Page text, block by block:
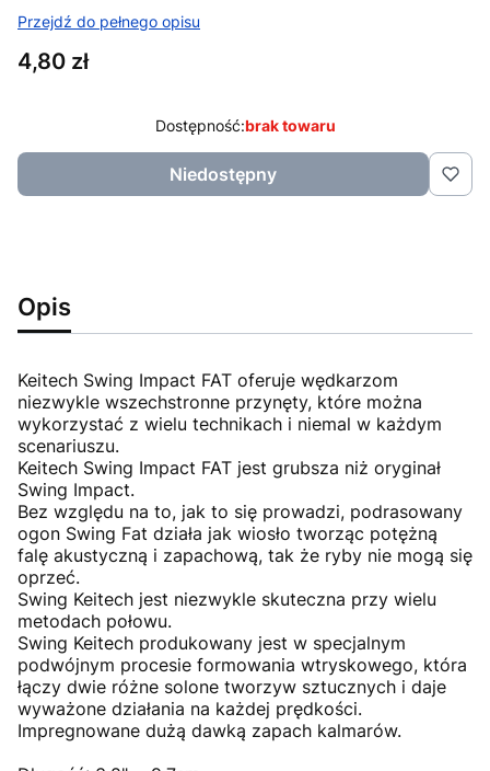
Przejdź do pełnego opisu
Cena
4,80 zł
Dostępność:brak towaru
Niedostępny
Opis
Keitech Swing Impact FAT oferuje wędkarzom
niezwykle wszechstronne przynęty, które można
wykorzystać z wielu technikach i niemal w każdym
scenariuszu.
Keitech Swing Impact FAT jest grubsza niż oryginał
Swing Impact.
Bez względu na to, jak to się prowadzi, podrasowany
ogon Swing Fat działa jak wiosło tworząc potężną
falę akustyczną i zapachową, tak że ryby nie mogą się
oprzeć.
Swing Keitech jest niezwykle skuteczna przy wielu
metodach połowu.
Swing Keitech produkowany jest w specjalnym
podwójnym procesie formowania wtryskowego, która
łączy dwie różne solone tworzyw sztucznych i daje
wyważone działania na każdej prędkości.
Impregnowane dużą dawką zapach kalmarów.